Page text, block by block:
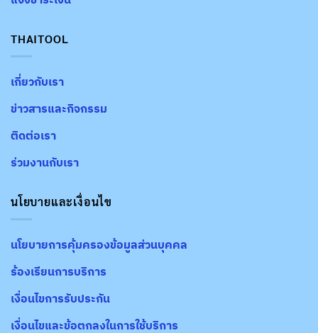
THAITOOL
เกี่ยวกับเรา
ข่าวสารและกิจกรรม
ติดต่อเรา
ร่วมงานกับเรา
นโยบายและเงื่อนไข
นโยบายการคุ้มครองข้อมูลส่วนบุคคล
ร้องเรียนการบริการ
เงื่อนไขการรับประกัน
เงื่อนไขและข้อตกลงในการใช้บริการ